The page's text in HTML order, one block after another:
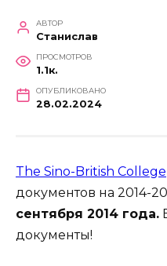
АВТОР
Станислав
ПРОСМОТРОВ
1.1к.
ОПУБЛИКОВАНО
28.02.2024
The Sino-British College
документов на 2014-
сентября 2014 года.
документы!